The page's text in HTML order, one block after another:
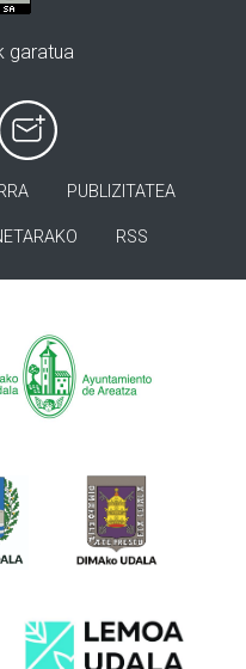
garatua
PUBLIZITATEA
RSS